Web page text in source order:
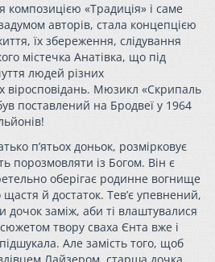
«Традиція» і саме
авторів, стала концепцією
їх збереження, слідування
містечка Анатівка, що під
людей різних
віросповідань. Мюзикл «Скрипаль
поставлений на Бродвеї у 1964
п’ятьох доньок, розмірковує
порозмовляти із Богом. Він є
оберігає родинне вогнище
щастя й достаток. Тев’є упевнений,
дочок заміж, аби ті влаштувалися
твору сваха Єнта вже і
Але замість того, щоб
Лайзером, старша дочка